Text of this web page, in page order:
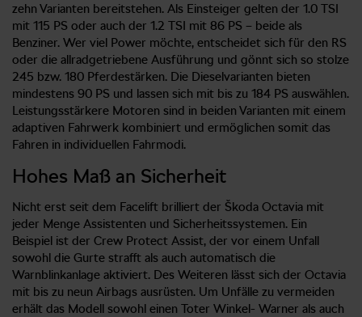
zehn Varianten bereitstehen. Als Einsteiger gelten der 1.0 TSI
mit 115 PS oder auch der 1.2 TSI mit 86 PS – beide als
Benziner. Wer viel Power möchte, entscheidet sich für den RS
oder die allradgetriebene Ausführung und gönnt sich so stolze
245 bzw. 180 Pferdestärken. Die Dieselvarianten bieten
mindestens 90 PS und lassen sich mit bis zu 184 PS auswählen.
Leistungsstärkere Motoren sind in beiden Varianten mit einem
adaptiven Fahrwerk kombiniert und ermöglichen somit das
Fahren in individuellen Fahrmodi.
Hohes Maß an Sicherheit
Nicht erst seit dem Facelift brilliert der Škoda Octavia mit
jeder Menge Assistenten und Sicherheitssystemen. Ein
Beispiel ist der Crew Protect Assist, der vor einem Unfall
sowohl die Gurte strafft als auch automatisch die
Warnblinkanlage aktiviert. Des Weiteren lässt sich der Octavia
mit bis zu neun Airbags ausrüsten. Um Unfälle zu vermeiden
erhält das Modell sowohl einen Toter Winkel- Warner als auch